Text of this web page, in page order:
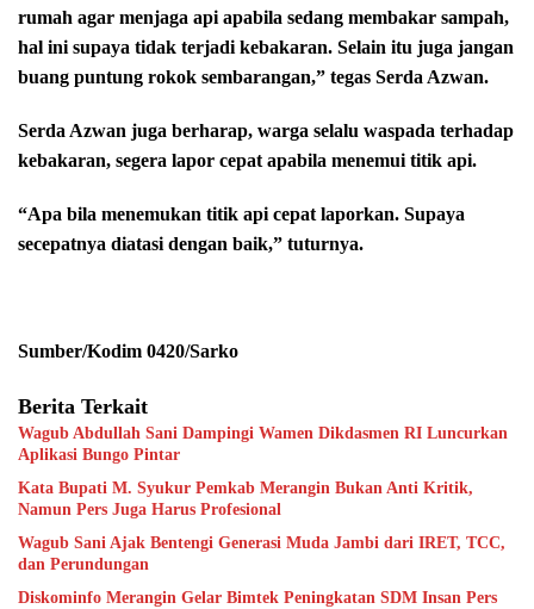
rumah agar menjaga api apabila sedang membakar sampah,
hal ini supaya tidak terjadi kebakaran. Selain itu juga jangan
buang puntung rokok sembarangan,” tegas Serda Azwan.
Serda Azwan juga berharap, warga selalu waspada terhadap
kebakaran, segera lapor cepat apabila menemui titik api.
“Apa bila menemukan titik api cepat laporkan. Supaya
secepatnya diatasi dengan baik,” tuturnya.
Sumber/Kodim 0420/Sarko
Berita Terkait
Wagub Abdullah Sani Dampingi Wamen Dikdasmen RI Luncurkan
Aplikasi Bungo Pintar
Kata Bupati M. Syukur Pemkab Merangin Bukan Anti Kritik,
Namun Pers Juga Harus Profesional
Wagub Sani Ajak Bentengi Generasi Muda Jambi dari IRET, TCC,
dan Perundungan
Diskominfo Merangin Gelar Bimtek Peningkatan SDM Insan Pers